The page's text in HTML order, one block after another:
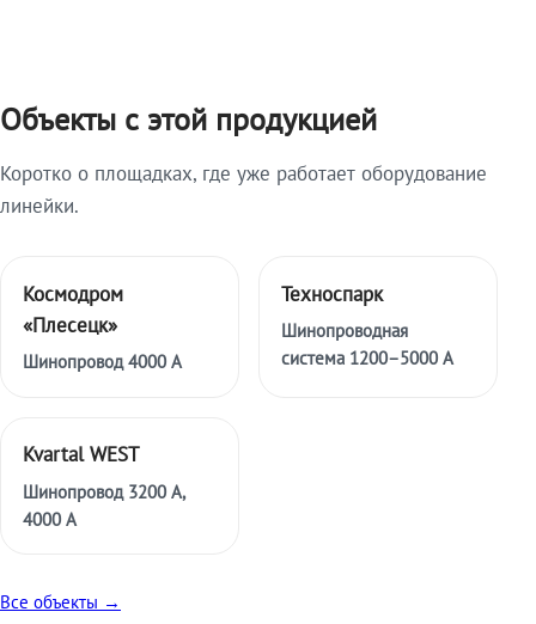
Объекты с этой продукцией
Коротко о площадках, где уже работает оборудование
линейки.
Космодром
«Плесецк»
Шинопровод 4000 А
Техноспарк
Шинопроводная
система 1200–5000 А
Kvartal WEST
Шинопровод 3200 А,
4000 А
Все объекты →